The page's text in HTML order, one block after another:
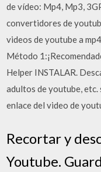
de vídeo: Mp4, Mp3,
convertidores de
videos de youtube a
Método
Helper INSTALAR.
adultos de youtube, etc.
enlace del video de
Recortar y
Youtube.